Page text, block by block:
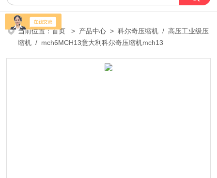
当前位置：首页 > 产品中心 >科尔奇压缩机 /高压工业级压
缩机 / mch6MCH13意大利科尔奇压缩机mch13